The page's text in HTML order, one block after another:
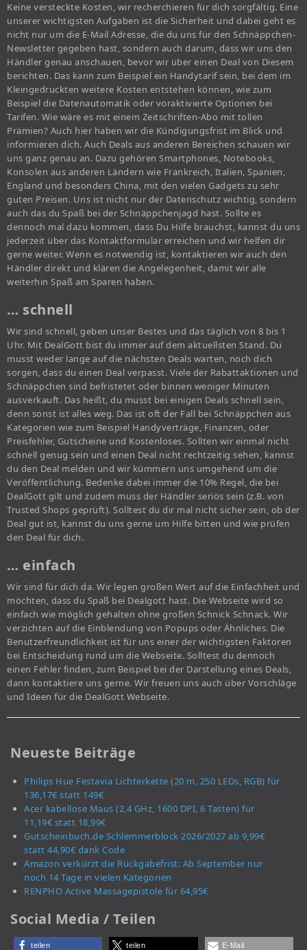
Keine versteckte Kosten, wir recherchieren für dich sorgfältig. Eine
unserer wichtigsten Aufgaben ist die Sicherheit und dabei geht es
nicht nur um die E-Mail Adresse, die du uns für den Schnäppchen-
Newsletter gegeben hast, sondern auch darum, dass wir uns den
Händler genau anschauen, bevor wir über einen Deal von Diesem
berichten. Das kann zum Beispiel ein Handytarif sein, bei dem im
Kleingedruckten weitere Kosten entstehen können, wie zum
Beispiel die Datenautomatik oder voraktivierte Optionen bei
Tarifen. Wie wäre es mit einem Zeitschriften-Abo mit tollen
Prämien? Auch hier haben wir die Kündigungsfrist im Blick und
informieren dich. Auch Deals aus anderen Bereichen schauen wir
uns ganz genau an. Dazu gehören Smartphones, Notebooks,
Konsolen aus anderen Ländern wie Frankreich, Italien, Spanien,
England und besonders China, mit den vielen Gadgets zu sehr
guten Preisen. Uns ist nicht nur der Datenschutz wichtig, sondern
auch das du Spaß bei der Schnäppchenjagd hast. Sollte es
dennoch mal dazu kommen, dass Du Hilfe brauchst, kannst du uns
jederzeit über das Kontaktformular erreichen und wir helfen dir
gerne weiter. Wenn es notwendig ist, kontaktieren wir auch den
Händler direkt und klären die Angelegenheit, damit wir alle
weiterhin Spaß am Sparen haben.
… schnell
Wir sind schnell, geben unser Bestes und das täglich von 8 bis 1
Uhr. Mit DealGott bist du immer auf dem aktuellsten Stand. Du
musst weder lange auf die nächsten Deals warten, noch dich
sorgen, dass du einen Deal verpasst. Viele der Rabattaktionen und
Schnäppchen sind befristetet oder binnen weniger Minuten
ausverkauft. Das heißt, du musst bei einigen Deals schnell sein,
denn sonst ist alles weg. Das ist oft der Fall bei Schnäppchen aus
Kategorien wie zum Beispiel Handyverträge, Finanzen, oder
Preisfehler, Gutscheine und Kostenloses. Sollten wir einmal nicht
schnell genug sein und einen Deal nicht rechtzeitig sehen, kannst
du den Deal melden und wir kümmern uns umgehend um die
Veröffentlichung. Bedenke dabei immer die 10% Regel, die bei
DealGott gilt und zudem muss der Händler seriös sein (z.B. von
Trusted Shops geprüft). Solltest du dir mal nicht sicher sein, ob der
Deal gut ist, kannst du uns gerne um Hilfe bitten und wie prüfen
den Deal für dich.
… einfach
Wir sind für dich da. Wir legen großen Wert auf die Einfachheit und
möchten, dass du Spaß bei Dealgott hast. Die Webseite wird so
einfach wie möglich gehalten ohne großen Schnick Schnack. Wir
verzichten auf die Einblendung von Popups oder Ähnliches. Die
Benutzerfreundlichkeit ist für uns einer der wichtigsten Faktoren
bei Entscheidung rund um die Webseite. Solltest du dennoch
einen Fehler finden, zum Beispiel bei der Darstellung eines Deals,
dann kontaktiere uns gerne. Wir freuen uns auch über Vorschläge
und Ideen für die DealGott Webseite.
Neueste Beiträge
Philips Hue Festavia Lichterkette (20 m, 250 LEDs, RGB) für
136,17€ statt 149€
Acer kabellose Maus (2,4 GHz, 1600 DPI, 6 Tasten) für
11,19€ statt 18,99€
Gutscheinbuch.de Schlemmerblock 2026/2027 ab 9,99€
statt 44,90€ dank Code
Amazon verkürzt die Rückgabefrist: Ab September nur
noch 14 Tage in vielen Kategorien
RENPHO Active Massagepistole für 64,95€
Social Media / Teilen
teilen teilen E-Mail